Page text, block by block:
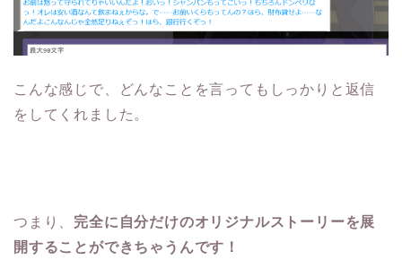
こんな感じで、どんなことを言ってもしっかりと返信
をしてくれました。
つまり、 完全に自分だけのオリジナルストーリーを展
開することができちゃうんです！